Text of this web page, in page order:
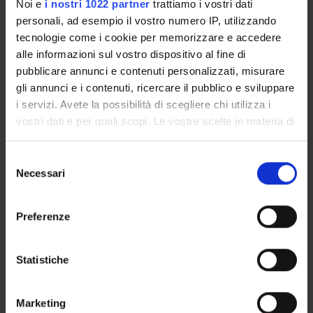
Noi e i nostri 1022 partner trattiamo i vostri dati
personali, ad esempio il vostro numero IP, utilizzando
tecnologie come i cookie per memorizzare e accedere
alle informazioni sul vostro dispositivo al fine di
pubblicare annunci e contenuti personalizzati, misurare
gli annunci e i contenuti, ricercare il pubblico e sviluppare
i servizi. Avete la possibilità di scegliere chi utilizza i
vostri dati e per quali scopi. Le vostre scelte in materia di
privacy sono applicabili solo su questa proprietà digitale
modificare o revocare il proprio consenso in qualsiasi
momento dalla Dichiarazione sui cookie o facendo clic
raccogliere informazioni sulla tua posizione
geografica, con un'approssimazione di qualche
Identificare il tuo dispositivo, scansionandolo
delNecessari
Preferenze
Statistiche
Marketing
Roberta Fraccaroli
Cultore della materia
Cristina Lonardi
AREE DI RICERCA COINVOLTE DAL PROGETTO
Società inclusive e pratiche di cittadinanza
GRUPPI DI RICERCA